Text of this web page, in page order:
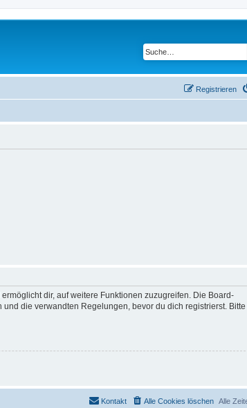
Registrieren
dir, auf weitere Funktionen zuzugreifen. Die Board-
die verwandten Regelungen, bevor du dich registrierst. Bitte
Alle
Alle Cookies löschen
Kontakt